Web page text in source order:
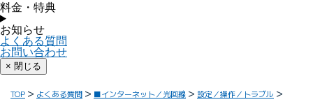
料金・特典
お知らせ
よくある質問
お問い合わせ
× 閉じる
TOP よくある質問 ■インターネット／光回線
設定／操作／トラブル